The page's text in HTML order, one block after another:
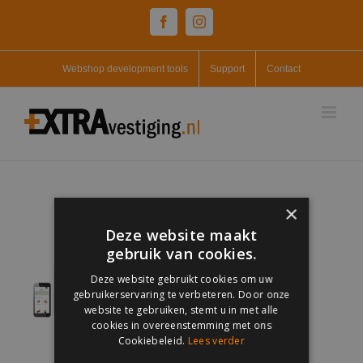
FacebookInstagram
Webshop development tools Support Contact
×
Deze website maakt
gebruik van cookies.
Deze website gebruikt cookies om uw
gebruikerservaring te verbeteren. Door onze
website te gebruiken, stemt u in met alle
cookies in overeenstemming met ons
Cookiebeleid. Lees verder